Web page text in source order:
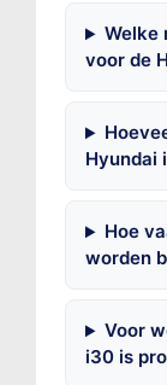
Welke
voor de
Hyundai
Hoe
worden
Voor
i30 is